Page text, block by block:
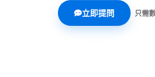
立即提問 只需